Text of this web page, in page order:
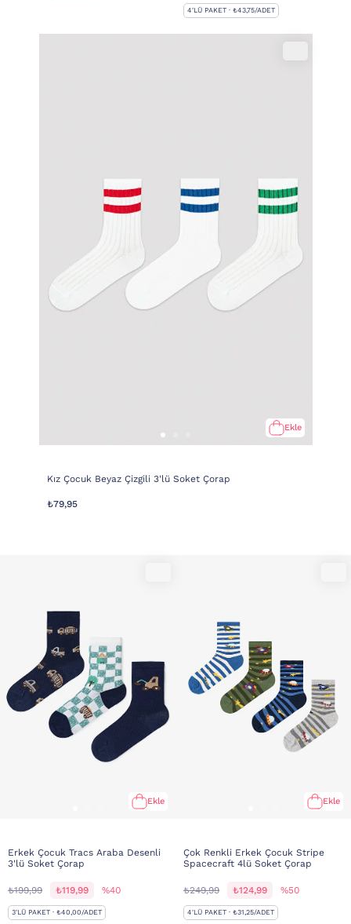
4'LÜ PAKET · ₺43,75/ADET
Ekle
Kız Çocuk Beyaz Çizgili 3'lü Soket Çorap
₺79,95
Ekle
Erkek Çocuk Tracs Araba Desenli
3'lü Soket Çorap
₺199,99 ₺119,99 %40
3'LÜ PAKET · ₺40,00/ADET
Ekle
Çok Renkli Erkek Çocuk Stripe
Spacecraft 4lü Soket Çorap
₺249,99 ₺124,99 %50
4'LÜ PAKET · ₺31,25/ADET